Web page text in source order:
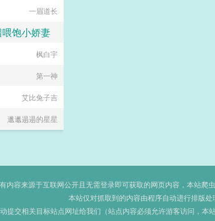
一眉道长
饱小娇妻
烟云客横渡积水潭
枫白宇
第一神
艾比兔子吉
邋邋遢遢的星星
内容来源于互联网公开且无需登录即可获取的网页内容，本站爬
本站仅对抓取到的内容由程序自动进行排版
提交相关目标站点网址给我们（站点内容必须允许游客访问，本